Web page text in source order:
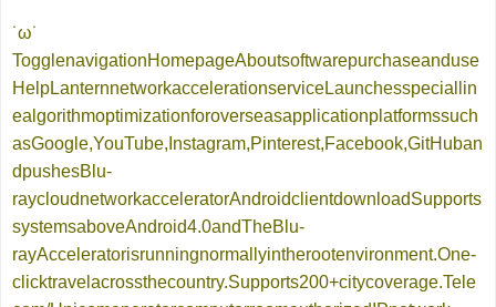
˙ω˙
TogglenavigationHomepageAboutsoftwarepurchaseanduse
HelpLanternnetworkaccelerationserviceLaunchesspeciallin
ealgorithmoptimizationforoverseasapplicationplatformssuch
asGoogle,YouTube,Instagram,Pinterest,Facebook,GitHuban
dpushesBlu-
raycloudnetworkacceleratorAndroidclientdownloadSupports
systemsaboveAndroid4.0andTheBlu-
rayAcceleratorisrunningnormallyintherootenvironment.One-
clicktravelacrossthecountry.Supports200+citycoverage.Tele